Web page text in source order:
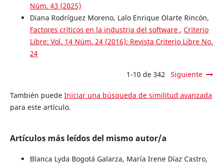
Núm. 43 (2025)
Diana Rodríguez Moreno, Lalo Enrique Olarte Rincón,
Factores críticos en la industria del software , Criterio
Libre: Vol. 14 Núm. 24 (2016): Revista Criterio Libre No.
24
1-10 de 342 Siguiente
También puede Iniciar una búsqueda de similitud avanzada
para este artículo.
Artículos más leídos del mismo autor/a
Blanca Lyda Bogotá Galarza, María Irene Díaz Castro,